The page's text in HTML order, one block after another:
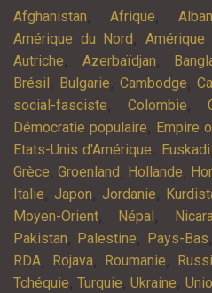
Afghanistan, Afrique,
Amérique du Nord , Amérique
Autriche, Azerbaïdjan,
Brésil , Bulgarie, Cambodge,
social-fasciste, Colombie,
Démocratie populaire, Empire
Etats-Unis d'Amérique, Euskadi
Grèce, Groenland , Hollande,
Italie, Japon, Jordanie,
Moyen-Orient, Népal ,
Pakistan, Palestine, Pays-Bas,
RDA, Rojava, Roumanie,
Tchéquie,Turquie,Ukraine,